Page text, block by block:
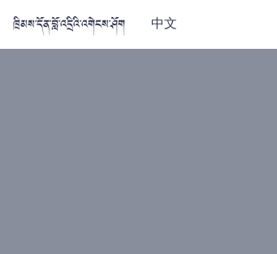
ཁྲིམས་དོན་བློ་འདྲིའི་འགེངས་ཤོག 中文